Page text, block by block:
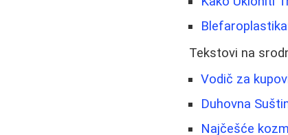
Tekstovi na
Vodič za
Duhovna
Najčešće